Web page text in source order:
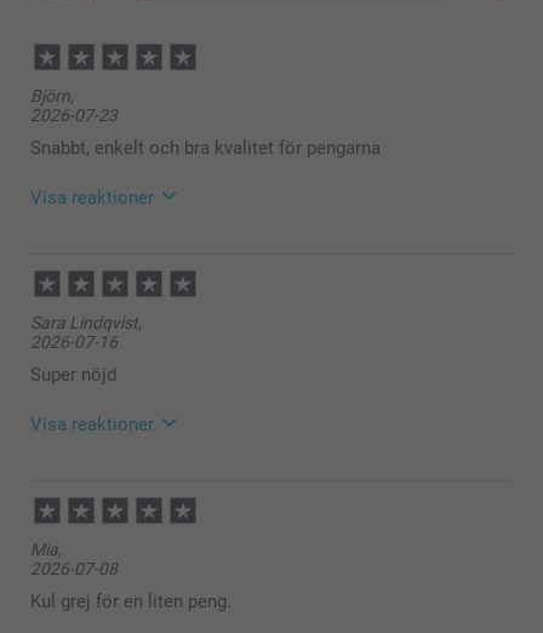
Björn,
2026-07-23
Snabbt, enkelt och bra kvalitet för pengarna
Visa reaktioner
11:52
Hej Björn,
Stort tack för dina ⭐️⭐️⭐️⭐️⭐️ och omdöme av våra
flasketiketter, vi är glada att du är nöjd med dem!
Varma hälsningar
Kirsi @smartphoto
Sara Lindqvist,
2026-07-16
Super nöjd
Visa reaktioner
11:29
Hej Sara,
Stort tack för dina ⭐️⭐️⭐️⭐️⭐️ och omdöme av våra
flasketiketter. Visst är det härligt att kunna ge bort
en flaska med en alldeles egen etikett på! Tack för
Mia,
2026-07-08
Kul grej för en liten peng.